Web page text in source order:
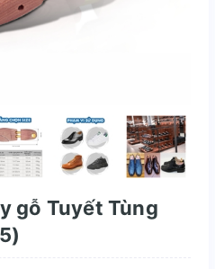
gỗ Tuyết Tùng